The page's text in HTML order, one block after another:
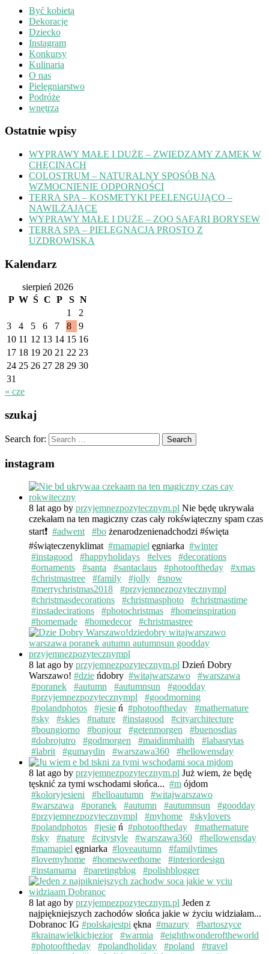
Być kobietą
Dekoracje
Dziecko
Instagram
Konkursy
Kulinaria
O nas
Pielęgniarstwo
Podróże
wnętrza
Ostatnie wpisy
WYPRAWY MAŁE I DUŻE – ZWIEDZAMY ZAMEK W
CHĘCINACH
COLOSTRUM – NATURALNY SPOSÓB NA
WZMOCNIENIE ODPORNOŚCI
TERRA SPA – KOSMETYKI PEELENGUJĄCO –
NAWILŻAJĄCE
WYPRAWY MAŁE I DUŻE – ZOO SAFARI BORYSEW
TERRA SPA – PIELĘGNACJA PROSTO Z
UZDROWISKA
Kalendarz
sierpień 2026
P W Ś C P S N
1
2
3
4 5 6 7 8
9
10 11 12 13 14 15 16
17 18 19 20 21 22 23
24 25 26 27 28 29 30
31
« cze
szukaj
Search for:
instagram
8 lat ago by przyjemnezpozytecznym.pl Nie będę ukrywała
czekałam na ten magiczny czas cały rokświąteczny spam czas
start❗️ #adwent #bo żenarodzenienadchodzi #święta
#świąteczenyklimat #mamapiel ęgniarka #winter
#instagood
#happyholidays #elves
#decorations
#ornaments
#santa #santaclaus #photooftheday
#xmas
#christmastree
#family #jolly
#snow
#merrychristmas2018
#przyjemnezpozytecznympl
#christmasdecorations
#christmasphoto
#christmastime
#instadecirations
#photochristmas
#homeinspiration
#homemade
#homedecor #christmastree
8 lat ago by przyjemnezpozytecznym.pl Dzień Dobry
Warszawo! #dzie ńdobry #witajwarszawo
#warszawa
#poranek
#autumn #autumnsun
#goodday
#przyjemnezpozytecznympl
#goodmorning
#polandphotos
#jesie ń #photooftheday
#mathernature
#sky
#skies #nature #instagood
#cityarchitecture
#boungiorno
#bonjour #getenmorgen
#buenosdias
#dobrojutro
#godmorgen #maidinmhaith
#labasrytas
#labrit
#gumaydin #warszawa360 #hellowensday
8 lat ago by przyjemnezpozytecznym.pl Już wiem, że będę
tęsknić za tymi wschodami słońca... #m ójdom
#koloryjesieni
#helloautumn
#witajwarszawo
#warszawa
#poranek #autumn #autumnsun
#goodday
#przyjemnezpozytecznympl
#myhome
#skylovers
#polandphotos
#jesie ń #photooftheday
#mathernature
#sky
#nature #citystyle #warszawa360
#hellowensday
#mamapiel ęgniarka #loveautumn
#familytimes
#lovemyhome
#homesweethome
#interiordesign
#instamama
#paretingblog #polishblogger
8 lat ago by przyjemnezpozytecznym.pl Jeden z
najpiękniejszych zachodów słońca jakie w życiu widziałam...
Dobranoc IG #polskajestpi ękna #mazury
#bartoszyce
#krainawielkichjezior
#warmia
#eighthwonderoftheworld
#photooftheday
#polandholiday #poland
#travel